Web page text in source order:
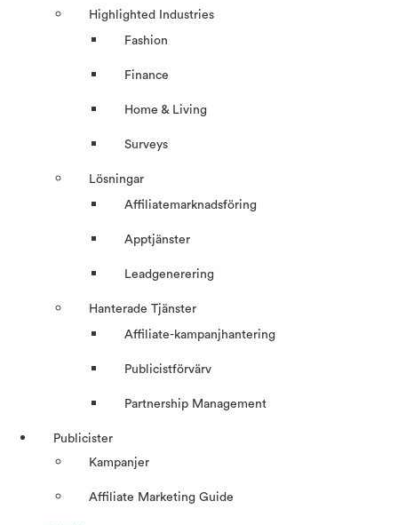
Highlighted Industries
Fashion
Finance
Home & Living
Surveys
Lösningar
Affiliatemarknadsföring
Apptjänster
Leadgenerering
Hanterade Tjänster
Affiliate-kampanjhantering
Publicistförvärv
Partnership Management
Publicister
Kampanjer
Affiliate Marketing Guide